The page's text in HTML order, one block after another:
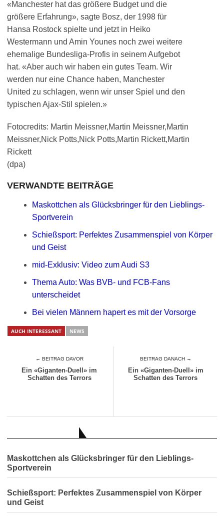
«Manchester hat das größere Budget und die
größere Erfahrung», sagte Bosz, der 1998 für
Hansa Rostock spielte und jetzt in Heiko
Westermann und Amin Younes noch zwei weitere
ehemalige Bundesliga-Profis in seinem Aufgebot
hat. «Aber auch wir haben ein gutes Team. Wir
werden nur eine Chance haben, Manchester
United zu schlagen, wenn wir unser Spiel und den
typischen Ajax-Stil spielen.»
Fotocredits: Martin Meissner,Martin Meissner,Martin
Meissner,Nick Potts,Nick Potts,Martin Rickett,Martin
Rickett
(dpa)
VERWANDTE BEITRÄGE
Maskottchen als Glücksbringer für den Lieblings-
Sportverein
Schießsport: Perfektes Zusammenspiel von Körper
und Geist
mid-Exklusiv: Video zum Audi S3
Thema Auto: Was BVB- und FCB-Fans
unterscheidet
Bei vielen Männern hapert es mit der Vorsorge
AUCH INTERESSANT NEWS
← BEITRAG DAVOR
Ein «Giganten-Duell» im
Schatten des Terrors
BEITRAG DANACH →
Ein «Giganten-Duell» im
Schatten des Terrors
Maskottchen als Glücksbringer für den Lieblings-
Sportverein
Schießsport: Perfektes Zusammenspiel von Körper
und Geist